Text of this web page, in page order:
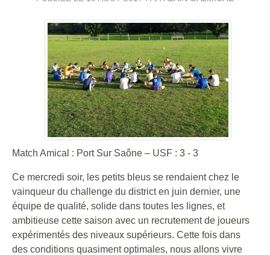
Match Amical : Port Sur Saône – USF : 3 - 3
Ce mercredi soir, les petits bleus se rendaient chez le
vainqueur du challenge du district en juin dernier, une
équipe de qualité, solide dans toutes les lignes, et
ambitieuse cette saison avec un recrutement de joueurs
expérimentés des niveaux supérieurs. Cette fois dans
des conditions quasiment optimales, nous allons vivre